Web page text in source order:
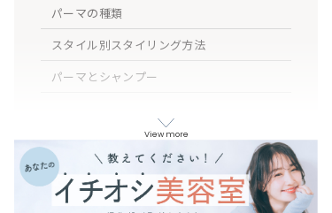
パーマの種類
スタイル別スタイリング方法
パーマとシャンプー
パーマに合うスタイリング剤の使い分けが
わからない
まとめ
View more